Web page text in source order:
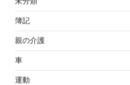
簿記
親の介護
車
運動